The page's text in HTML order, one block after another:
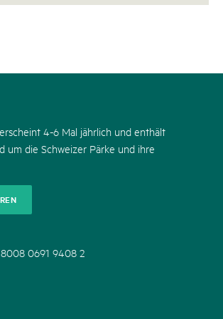
4-6 Mal jährlich und enthält
um die Schweizer Pärke und ihre
0691 9408 2